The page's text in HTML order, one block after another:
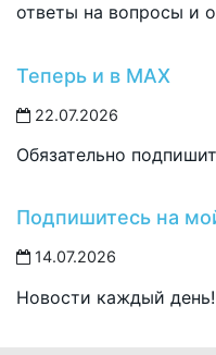
ответы на вопросы и
Теперь и в MAX
22.07.2026
Обязательно
Подпишитесь на
14.07.2026
Новости каждый день!